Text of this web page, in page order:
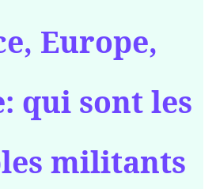
Europe,
qui sont les
militants